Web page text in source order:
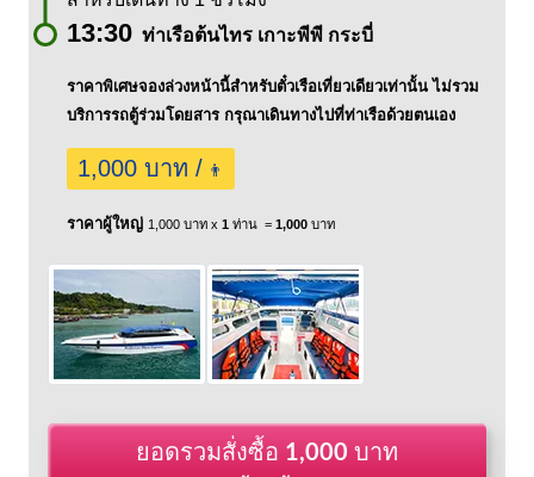
13:30 ท่าเรือต้นไทร เกาะพีพี กระบี่
ราคาพิเศษจองล่วงหน้านี้สำหรับตั๋วเรือเที่ยวเดียวเท่านั้น ไม่รวม
บริการรถตู้ร่วมโดยสาร กรุณาเดินทางไปที่ท่าเรือด้วยตนเอง
1,000 บาท / 👨
ราคาผู้ใหญ่ 1,000 บาท x 1 ท่าน = 1,000 บาท
ยอดรวมสั่งซื้อ 1,000 บาท